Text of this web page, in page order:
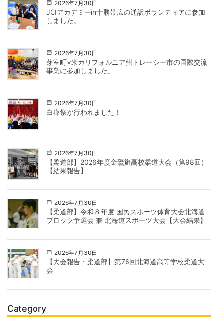
2026年7月30日
JCIアカデミーin十勝帯広の通訳ボランティアに参加
しました。
2026年7月30日
芽室町×米カリフォルニア州トレーシー市の国際交流
事業に参加しました。
2026年7月30日
白樺祭が行われました！
2026年7月30日
【柔道部】2026年度金鷲旗高校柔道大会（第98回）
【結果報告】
2026年7月30日
【柔道部】令和８年度 国民スポーツ体育大会北海道
ブロック予選会 兼 北海道スポーツ大会【大会結果】
2026年7月30日
【大会報告・柔道部】第76回北海道高等学校柔道大
会
Category